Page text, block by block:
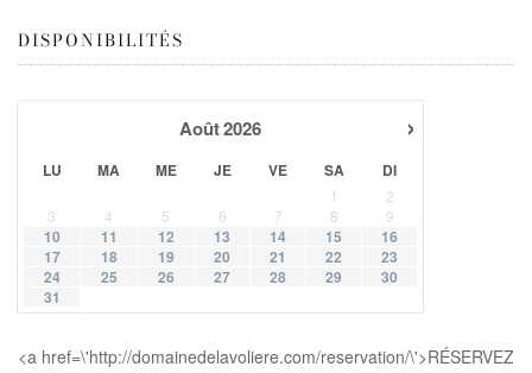
DISPONIBILITÉS
›
Août2026
LU MA ME JE VE SA DI
1
2
3
4 5 6 7 8 9
10 11 12 13 14 15
16
17
18 19 20 21 22
23
24
25 26 27 28 29
30
31
<a href=\'http://domainedelavoliere.com/reservation/\'>RÉSERVEZ